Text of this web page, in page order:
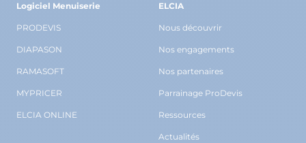
Logiciel Menuiserie
PRODEVIS
DIAPASON
RAMASOFT
MYPRICER
ELCIA ONLINE
ELCIA
Nous découvrir
Nos engagements
Nos partenaires
Parrainage ProDevis
Ressources
Actualités